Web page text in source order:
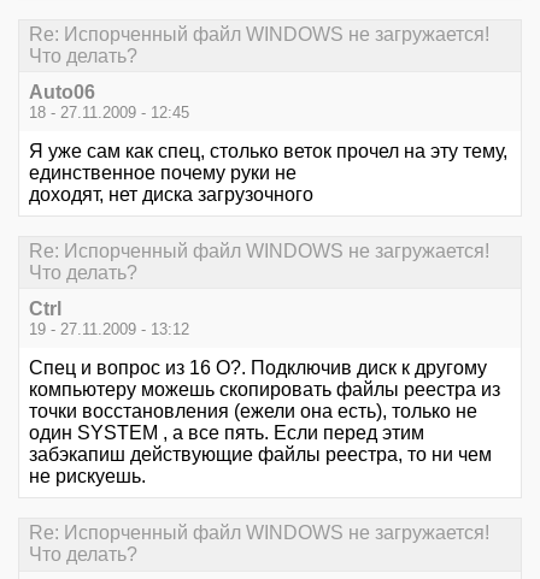
Re: Испорченный файл WINDOWS не загружается!
Что делать?
Auto06
18 - 27.11.2009 - 12:45
Я уже сам как спец, столько веток прочел на эту тему,
единственное почему руки не
доходят, нет диска загрузочного
Re: Испорченный файл WINDOWS не загружается!
Что делать?
Ctrl
19 - 27.11.2009 - 13:12
Спец и вопрос из 16 О?. Подключив диск к другому
компьютеру можешь скопировать файлы реестра из
точки восстановления (ежели она есть), только не
один SYSTEM , а все пять. Если перед этим
забэкапиш действующие файлы реестра, то ни чем
не рискуешь.
Re: Испорченный файл WINDOWS не загружается!
Что делать?